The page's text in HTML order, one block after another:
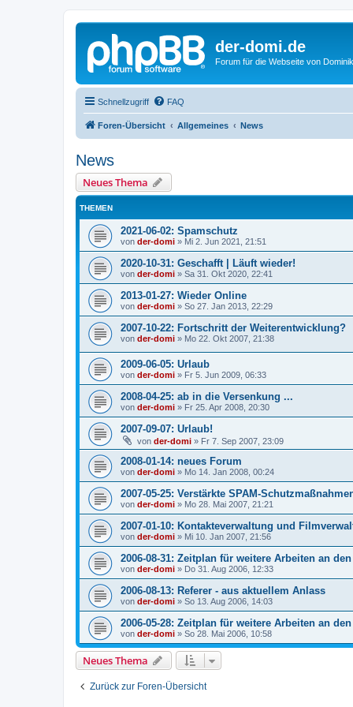
der-domi.de
Forum für die Webseite von
Schnellzugriff FAQ
Foren-Übersicht Allgemeines News
News
Neues Thema
THEMEN
2021-06-02: Spamschutz
von der-domi » Mi 2. Jun 2021, 21:51
2020-10-31: Geschafft | Läuft wieder!
von der-domi » Sa 31. Okt 2020, 22:41
2013-01-27: Wieder Online
von der-domi » So 27. Jan 2013, 22:29
2007-10-22: Fortschritt der Weiterentwicklung?
von der-domi » Mo 22. Okt 2007, 21:38
2009-06-05: Urlaub
von der-domi » Fr 5. Jun 2009, 06:33
2008-04-25: ab in die Versenkung ...
von der-domi » Fr 25. Apr 2008, 20:30
2007-09-07: Urlaub!
von der-domi » Fr 7. Sep 2007, 23:09
2008-01-14: neues Forum
von der-domi » Mo 14. Jan 2008, 00:24
2007-05-25: Verstärkte SPAM-
von der-domi » Mo 28. Mai 2007, 21:21
2007-01-10: Kontakteverwaltung und
von der-domi » Mi 10. Jan 2007, 21:56
2006-08-31: Zeitplan für weitere Arbeiten an
von der-domi » Do 31. Aug 2006, 12:33
2006-08-13: Referer - aus aktuellem Anlass
von der-domi » So 13. Aug 2006, 14:03
2006-05-28: Zeitplan für weitere Arbeiten an
von der-domi » So 28. Mai 2006, 10:58
Neues Thema
Zurück zur Foren-Übersicht